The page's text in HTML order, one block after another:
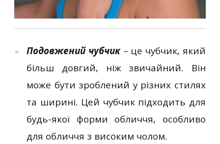
Подовжений чубчик– це чубчик, який
більш довгий, ніж звичайний. Він
може бути зроблений у різних стилях
та ширині. Цей чубчик підходить для
будь-якої форми обличчя, особливо
для обличчя з високим чолом.